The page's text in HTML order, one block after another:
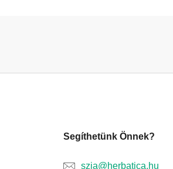
Segíthetünk Önnek?
szia@herbatica.hu